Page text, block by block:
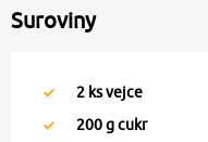
Suroviny
2 ks vejce
200g cukr